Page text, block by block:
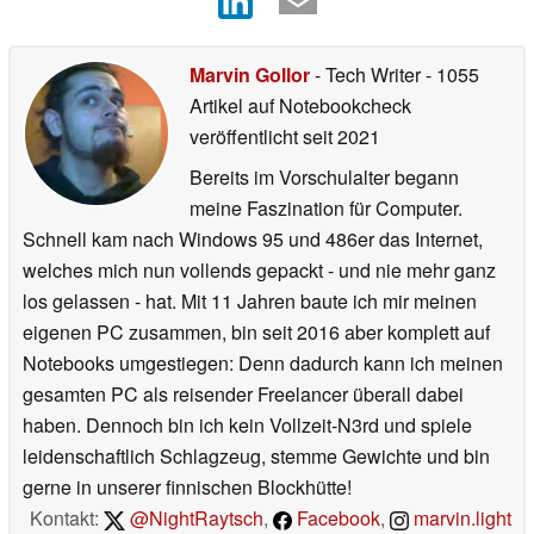
Marvin Gollor- Tech Writer- 1055
Artikel auf Notebookcheck
veröffentlichtseit 2021
Bereits im Vorschulalter begann
meine Faszination für Computer.
Schnell kam nach Windows 95 und 486er das Internet,
welches mich nun vollends gepackt - und nie mehr ganz
los gelassen - hat. Mit 11 Jahren baute ich mir meinen
eigenen PC zusammen, bin seit 2016 aber komplett auf
Notebooks umgestiegen: Denn dadurch kann ich meinen
gesamten PC als reisender Freelancer überall dabei
haben. Dennoch bin ich kein Vollzeit-N3rd und spiele
leidenschaftlich Schlagzeug, stemme Gewichte und bin
gerne in unserer finnischen Blockhütte!
Kontakt:
@NightRaytsch, Facebook, marvin.light